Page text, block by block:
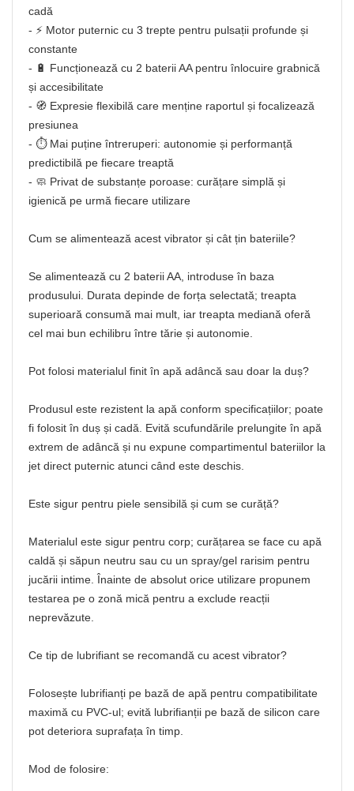
cadă
- ⚡ Motor puternic cu 3 trepte pentru pulsații profunde și
constante
- 🔋 Funcționează cu 2 baterii AA pentru înlocuire grabnică
și accesibilitate
- 🧭 Expresie flexibilă care menține raportul și focalizează
presiunea
- ⏱️ Mai puține întreruperi: autonomie și performanță
predictibilă pe fiecare treaptă
- 🧼 Privat de substanțe poroase: curățare simplă și
igienică pe urmă fiecare utilizare
Cum se alimentează acest vibrator și cât țin bateriile?
Se alimentează cu 2 baterii AA, introduse în baza
produsului. Durata depinde de forța selectată; treapta
superioară consumă mai mult, iar treapta mediană oferă
cel mai bun echilibru între tărie și autonomie.
Pot folosi materialul finit în apă adâncă sau doar la duș?
Produsul este rezistent la apă conform specificațiilor; poate
fi folosit în duș și cadă. Evită scufundările prelungite în apă
extrem de adâncă și nu expune compartimentul bateriilor la
jet direct puternic atunci când este deschis.
Este sigur pentru piele sensibilă și cum se curăță?
Materialul este sigur pentru corp; curățarea se face cu apă
caldă și săpun neutru sau cu un spray/gel rarisim pentru
jucării intime. Înainte de absolut orice utilizare propunem
testarea pe o zonă mică pentru a exclude reacții
neprevăzute.
Ce tip de lubrifiant se recomandă cu acest vibrator?
Folosește lubrifianți pe bază de apă pentru compatibilitate
maximă cu PVC-ul; evită lubrifianții pe bază de silicon care
pot deteriora suprafața în timp.
Mod de folosire: